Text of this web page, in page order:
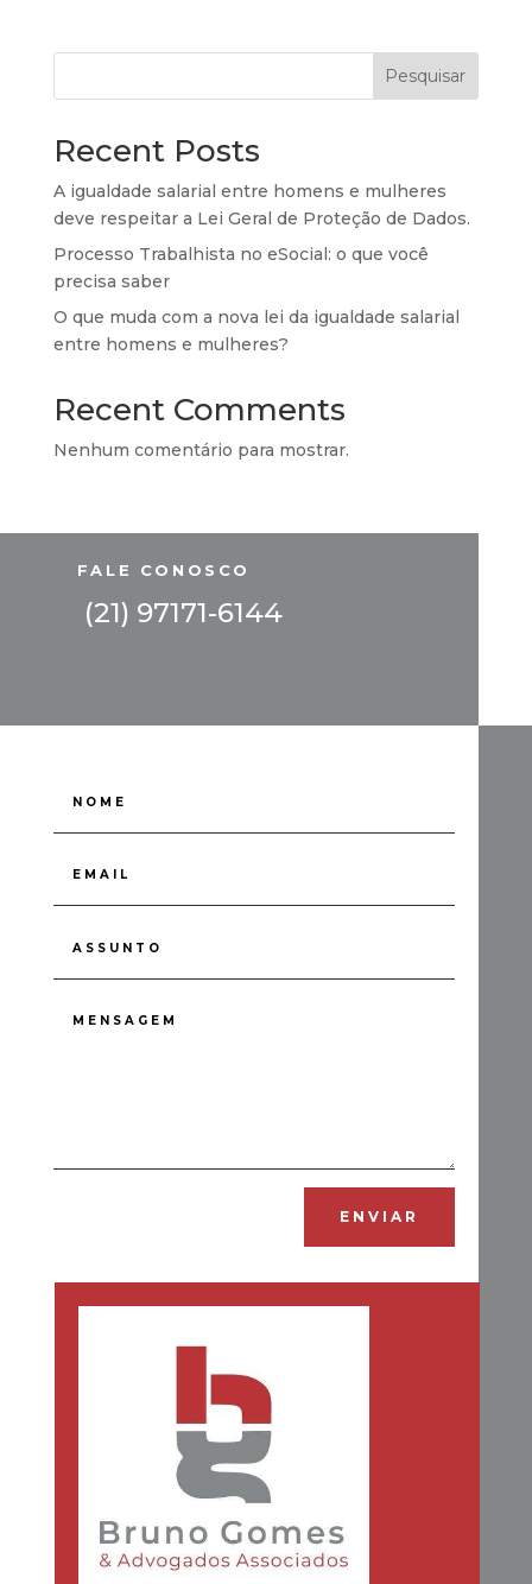
Pesquisar
Recent Posts
A igualdade salarial entre homens e mulheres
deve respeitar a Lei Geral de Proteção de Dados.
Processo Trabalhista no eSocial: o que você
precisa saber
O que muda com a nova lei da igualdade salarial
entre homens e mulheres?
Recent Comments
Nenhum comentário para mostrar.
FALE CONOSCO
(21) 97171-6144
ENVIAR